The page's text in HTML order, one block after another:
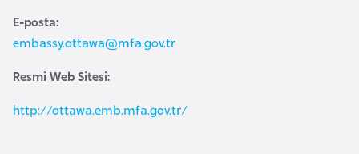
E-posta:
embassy.ottawa@mfa.gov.tr
Resmi Web Sitesi:
http://ottawa.emb.mfa.gov.tr/
a
y
a
n